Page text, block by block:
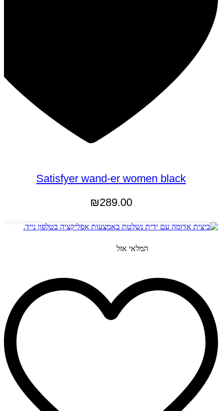
Satisfyer wand-er women black
₪289.00
המלאי אזל